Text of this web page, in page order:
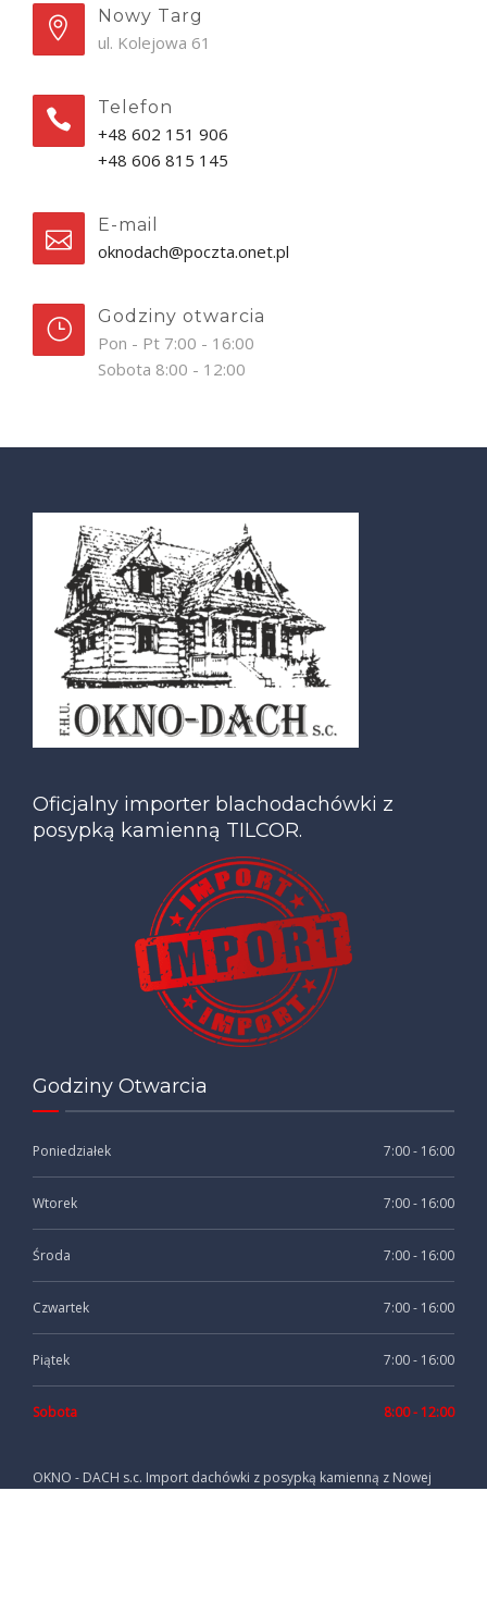
Nowy Targ
ul. Kolejowa 61
Telefon
+48 602 151 906
+48 606 815 145
E-mail
oknodach@poczta.onet.pl
Godziny otwarcia
Pon - Pt 7:00 - 16:00
Sobota 8:00 - 12:00
Oficjalny importer blachodachówki z
posypką kamienną TILCOR.
Godziny Otwarcia
Poniedziałek 7:00 - 16:00
Wtorek 7:00 - 16:00
Środa 7:00 - 16:00
Czwartek 7:00 - 16:00
Piątek 7:00 - 16:00
Sobota 8:00 - 12:00
OKNO - DACH s.c. Import dachówki z posypką kamienną z Nowej